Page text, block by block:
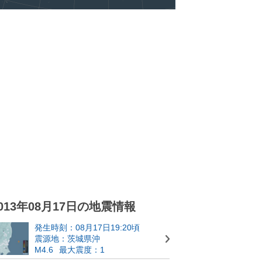
年08月17日の地震情報
発生時刻：08月17日19:20頃
震源地：茨城県沖
M4.6
最大震度：1